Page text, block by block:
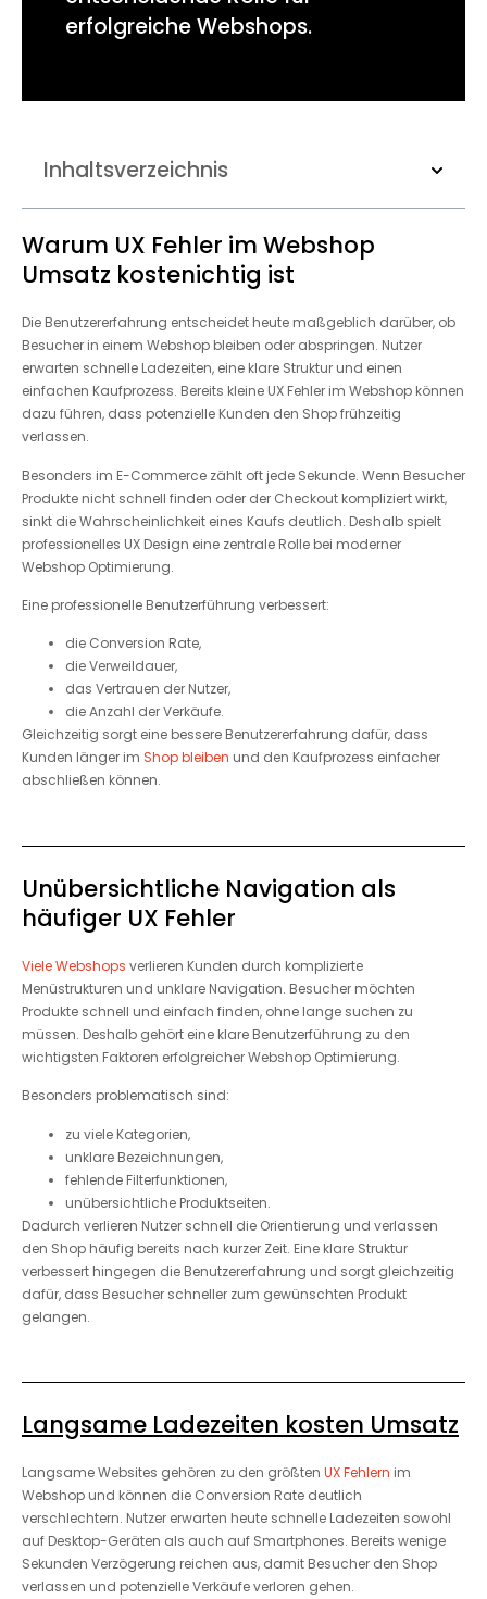
erfolgreiche Webshops.
Inhaltsverzeichnis
Warum UX Fehler im Webshop
Umsatz kostenichtig ist
Die Benutzererfahrung entscheidet heute maßgeblich darüber, ob
Besucher in einem Webshop bleiben oder abspringen. Nutzer
erwarten schnelle Ladezeiten, eine klare Struktur und einen
einfachen Kaufprozess. Bereits kleine UX Fehler im Webshop können
dazu führen, dass potenzielle Kunden den Shop frühzeitig
verlassen.
Besonders im E-Commerce zählt oft jede Sekunde. Wenn Besucher
Produkte nicht schnell finden oder der Checkout kompliziert wirkt,
sinkt die Wahrscheinlichkeit eines Kaufs deutlich. Deshalb spielt
professionelles UX Design eine zentrale Rolle bei moderner
Webshop Optimierung.
Eine professionelle Benutzerführung verbessert:
die Conversion Rate,
die Verweildauer,
das Vertrauen der Nutzer,
die Anzahl der Verkäufe.
Gleichzeitig sorgt eine bessere Benutzererfahrung dafür, dass
Kunden länger im Shop bleiben und den Kaufprozess einfacher
abschließen können.
Unübersichtliche Navigation als
häufiger UX Fehler
Viele Webshops verlieren Kunden durch komplizierte
Menüstrukturen und unklare Navigation. Besucher möchten
Produkte schnell und einfach finden, ohne lange suchen zu
müssen. Deshalb gehört eine klare Benutzerführung zu den
wichtigsten Faktoren erfolgreicher Webshop Optimierung.
Besonders problematisch sind:
zu viele Kategorien,
unklare Bezeichnungen,
fehlende Filterfunktionen,
unübersichtliche Produktseiten.
Dadurch verlieren Nutzer schnell die Orientierung und verlassen
den Shop häufig bereits nach kurzer Zeit. Eine klare Struktur
verbessert hingegen die Benutzererfahrung und sorgt gleichzeitig
dafür, dass Besucher schneller zum gewünschten Produkt
gelangen.
Langsame Ladezeiten kosten Umsatz
Langsame Websites gehören zu den größten UX Fehlern im
Webshop und können die Conversion Rate deutlich
verschlechtern. Nutzer erwarten heute schnelle Ladezeiten sowohl
auf Desktop-Geräten als auch auf Smartphones. Bereits wenige
Sekunden Verzögerung reichen aus, damit Besucher den Shop
verlassen und potenzielle Verkäufe verloren gehen.